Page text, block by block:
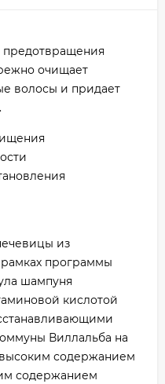
очищает
волосы и придает
из
программы
шампуня
кислотой
Виллальба на
содержанием
содержанием